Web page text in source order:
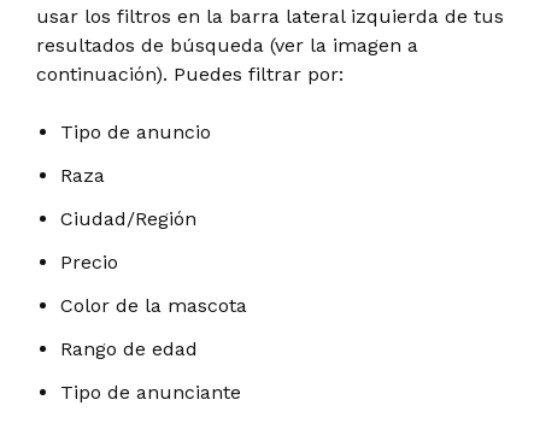
usar los filtros en la barra lateral izquierda de tus
resultados de búsqueda (ver la imagen a
continuación). Puedes filtrar por:
Tipo de anuncio
Raza
Ciudad/Región
Precio
Color de la mascota
Rango de edad
Tipo de anunciante